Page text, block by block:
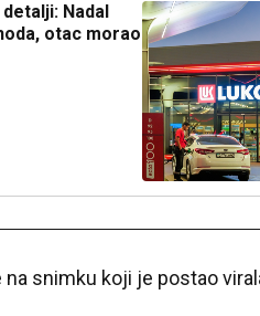
Nadal
otac morao
snimku koji je postao